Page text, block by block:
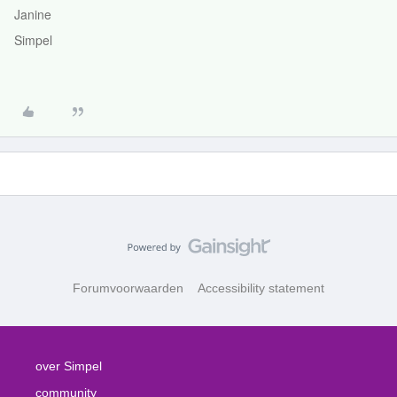
Janine
Simpel
Forumvoorwaarden Accessibility statement
over Simpel
community